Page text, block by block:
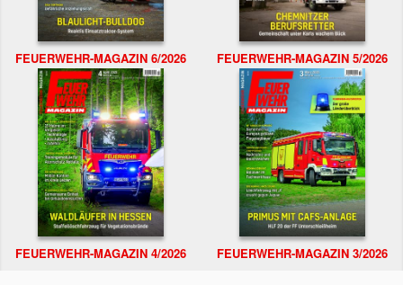
FEUERWEHR-MAGAZIN 6/2026 FEUERWEHR-MAGAZIN 5/2026
FEUERWEHR-MAGAZIN 4/2026 FEUERWEHR-MAGAZIN 3/2026